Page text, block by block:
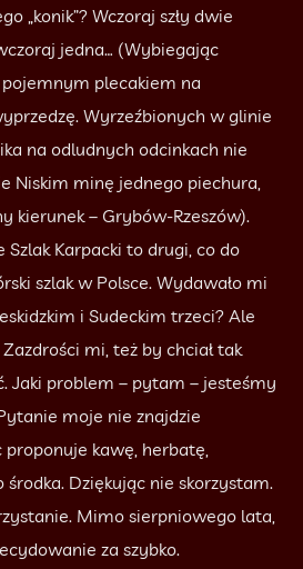
„konik”? Wczoraj szły dwie
jedna… (Wybiegając
pojemnym plecakiem na
Wyrzeźbionych w glinie
na odludnych odcinkach nie
Niskim minę jednego piechura,
kierunek – Grybów-Rzeszów).
Szlak Karpacki to drugi, co do
szlak w Polsce. Wydawało mi
i Sudeckim trzeci? Ale
Zazdrości mi, też by chciał tak
Jaki problem – pytam – jesteśmy
moje nie znajdzie
proponuje kawę, herbatę,
środka. Dziękując nie skorzystam.
Mimo sierpniowego lata,
za szybko.